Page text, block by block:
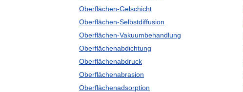
Oberflächen-Gelschicht
Oberflächen-Selbstdiffusion
Oberflächen-Vakuumbehandlung
Oberflächenabdichtung
Oberflächenabdruck
Oberflächenabrasion
Oberflächenadsorption